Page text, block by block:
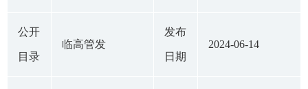
公开
目录
临高管发
发布
日期
2024-06-14